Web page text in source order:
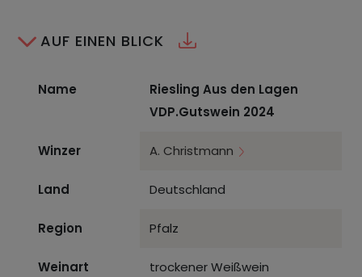
AUF EINEN BLICK
Name
Riesling Aus den Lagen
VDP.Gutswein 2024
Winzer A. Christmann
Land Deutschland
Region Pfalz
Weinart trockener Weißwein